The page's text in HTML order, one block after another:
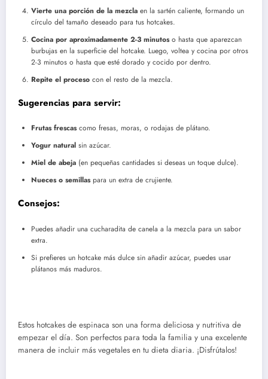
Vierte una porción de la mezcla en la sartén caliente, formando un
círculo del tamaño deseado para tus hotcakes.
Cocina por aproximadamente 2-3 minutoso hasta que aparezcan
burbujas en la superficie del hotcake. Luego, voltea y cocina por otros
2-3 minutos o hasta que esté dorado y cocido por dentro.
Repite el proceso con el resto de la mezcla.
Sugerencias para servir:
Frutas frescascomo fresas, moras, o rodajas de plátano.
Yogur natural sin azúcar.
Miel de abeja (en pequeñas cantidades si deseas un toque dulce).
Nueces o semillaspara un extra de crujiente.
Consejos:
Puedes añadir una cucharadita de canela a la mezcla para un sabor
extra.
Si prefieres un hotcake más dulce sin añadir azúcar, puedes usar
plátanos más maduros.
Estos hotcakes de espinaca son una forma deliciosa y nutritiva de
empezar el día. Son perfectos para toda la familia y una excelente
manera de incluir más vegetales en tu dieta diaria. ¡Disfrútalos!